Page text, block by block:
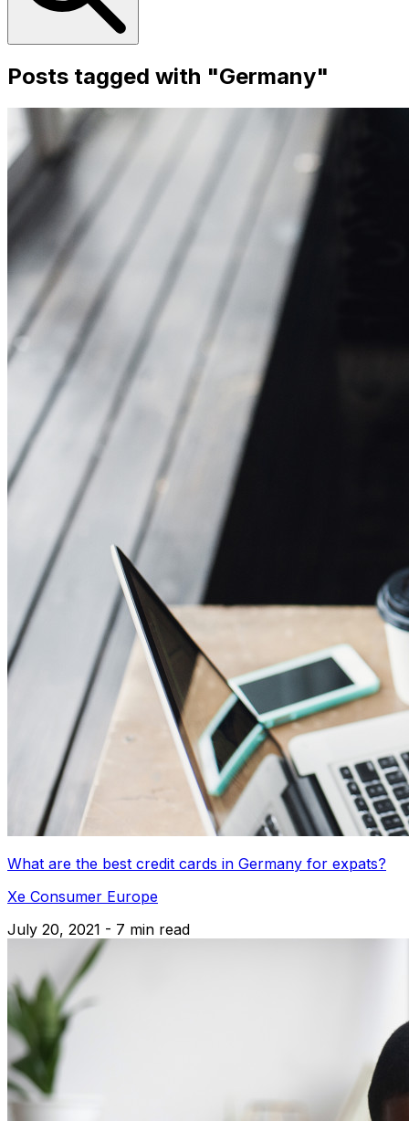
Posts tagged with "Germany"
What are the best credit cards in Germany for expats?
Xe Consumer Europe
July 20, 2021 - 7 min read